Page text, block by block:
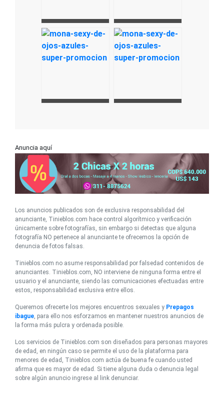
Anuncia aquí
Los anuncios publicados son de exclusiva responsabilidad del
anunciante, Tinieblos.com hace control algorítmico y verificación
únicamente sobre fotografías, sin embargo si detectas que alguna
fotografía NO pertenece al anunciante te ofrecemos la opción de
denuncia de fotos falsas.
Tinieblos.com no asume responsabilidad por falsedad contenidos de
anunciantes. Tinieblos.com, NO interviene de ninguna forma entre el
usuario y el anunciante, siendo las comunicaciones efectuadas entre
estos, responsabilidad exclusiva entre ellos.
Queremos ofrecerte los mejores encuentros sexuales y Prepagos
ibague , para ello nos esforzamos en mantener nuestros anuncios de
la forma más pulcra y ordenada posible.
Los servicios de Tinieblos.com son diseñados para personas mayores
de edad, en ningún caso se permite el uso de la plataforma para
menores de edad, Tinieblos.com actúa de buena fe cuando usted
afirma que es mayor de edad. Si tiene alguna duda o denuncia legal
sobre algún anuncio ingrese al link denunciar.